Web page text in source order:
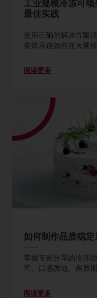
工业规模冷冻可
最佳实践
使用正确的解决方案
索焙乐道如何在大规
阅读更多
如何制作品质稳
掌握专家分享的冷冻
艺、口感质地、保质
阅读更多